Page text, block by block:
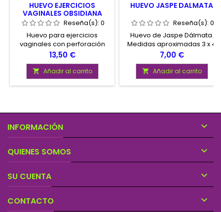
HUEVO EJERCICIOS
VAGINALES OBSIDIANA
Reseña(s): 0
Huevo para ejercicios
vaginales con perforación
elaborado en Obsidiana.
Tamaño aproximado del
huevo 3,5 x 4,5 cm.
Precio
13,50 €
 Añadir al carrito
HUEVO JASPE DALMATA
Reseña(s): 0
Huevo de Jaspe Dálmata.
Medidas aproximadas 3 x 4
centímetros.
Precio
7,00 €
 Añadir al carrito
INFORMACIÓN 
QUIENES SOMOS 
SU CUENTA 
CONTACTO 